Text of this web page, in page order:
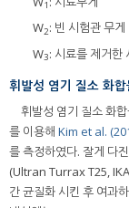
1
W2: 빈 시험관 무게
W3: 시료를 제거한
휘발성 염기 질소 화
휘발성 염기 질소 화
를 이용해 Kim et al.
를 측정하였다. 잘게 다
(Ultran Turrax T25,
간 균질화 시킨 후 여과